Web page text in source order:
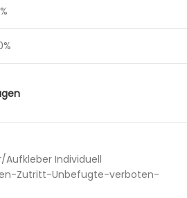
Aufkleber Individuell
Zutritt-Unbefugte-verboten-